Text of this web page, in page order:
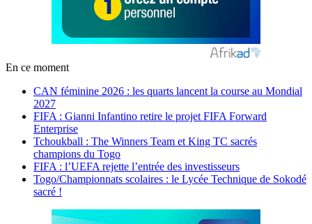
En ce moment
CAN féminine 2026 : les quarts lancent la course au Mondial
2027
FIFA : Gianni Infantino retire le projet FIFA Forward
Enterprise
Tchoukball : The Winners Team et King TC sacrés
champions du Togo
FIFA : l’UEFA rejette l’entrée des investisseurs
Togo/Championnats scolaires : le Lycée Technique de Sokodé
sacré !